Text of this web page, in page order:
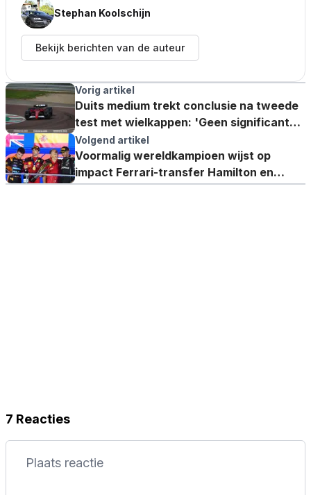
Stephan Koolschijn
Bekijk berichten van de auteur
Vorig artikel
Duits medium trekt conclusie na tweede
test met wielkappen: 'Geen significante
progressie geboekt'
Volgend artikel
Voormalig wereldkampioen wijst op
impact Ferrari-transfer Hamilton en
maakt vergelijking met NBA
7 Reacties